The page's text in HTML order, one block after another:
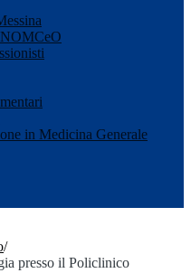
in Medicina Generale
/
presso il Policlinico